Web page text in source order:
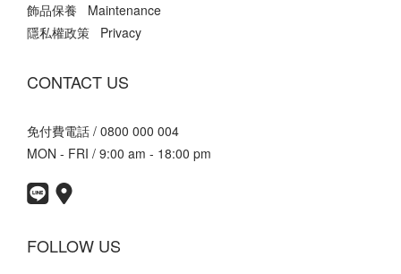
飾品保養 Maintenance
隱私權政策 Privacy
CONTACT US
免付費電話 / 0800 000 004
MON - FRI / 9:00 am - 18:00 pm
FOLLOW US